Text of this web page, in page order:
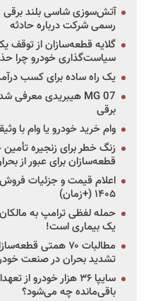
رسمی شرکت درباره حادثه
گلایه قطعه‌سازان از
سیاست‌گذاری خودرو چرا
یک راه ساده برای کسب
برقی
وام خرید خودرو یا وام با وثیقه طلا؛
قطعه‌سازان برای عبور از
۱۴۰۵ (+زمان)
حمله لفظی ترامپ به
یک بیماری است!
مطالبات ۷۰ همتی
تشدید بحران در صنعت
سایپا ۳۶ هزار
باقی‌مانده چه می‌شود؟